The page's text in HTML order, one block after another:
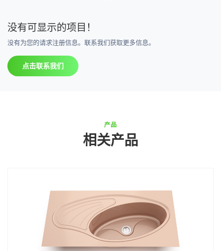
没有可显示的项目！
没有为您的请求注册信息。联系我们获取更多信息。
点击联系我们
产品
相关产品